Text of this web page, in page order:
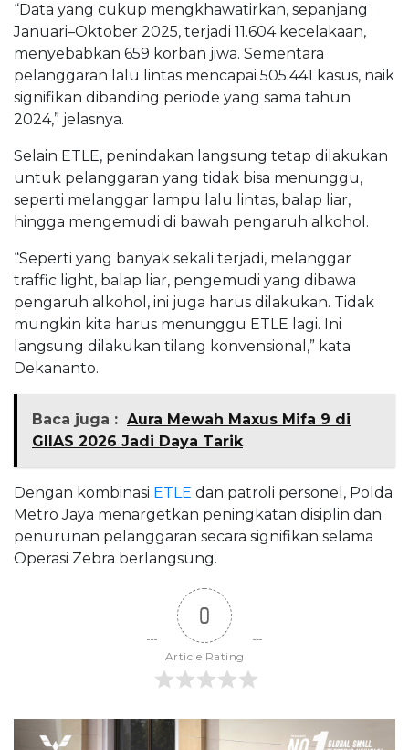
“Data yang cukup mengkhawatirkan, sepanjang
Januari–Oktober 2025, terjadi 11.604 kecelakaan,
menyebabkan 659 korban jiwa. Sementara
pelanggaran lalu lintas mencapai 505.441 kasus, naik
signifikan dibanding periode yang sama tahun
2024,” jelasnya.
Selain ETLE, penindakan langsung tetap dilakukan
untuk pelanggaran yang tidak bisa menunggu,
seperti melanggar lampu lalu lintas, balap liar,
hingga mengemudi di bawah pengaruh alkohol.
“Seperti yang banyak sekali terjadi, melanggar
traffic light, balap liar, pengemudi yang dibawa
pengaruh alkohol, ini juga harus dilakukan. Tidak
mungkin kita harus menunggu ETLE lagi. Ini
langsung dilakukan tilang konvensional,” kata
Dekananto.
Baca juga : Aura Mewah Maxus Mifa 9 di
GIIAS 2026 Jadi Daya Tarik
Dengan kombinasi ETLE dan patroli personel, Polda
Metro Jaya menargetkan peningkatan disiplin dan
penurunan pelanggaran secara signifikan selama
Operasi Zebra berlangsung.
0
Article Rating